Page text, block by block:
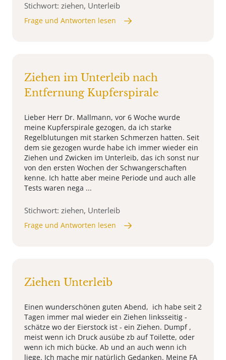
Stichwort: ziehen, Unterleib
Frage und Antworten lesen
Ziehen im Unterleib nach
Entfernung Kupferspirale
Lieber Herr Dr. Mallmann, vor 6 Woche wurde
meine Kupferspirale gezogen, da ich starke
Regelblutungen mit starken Schmerzen hatten. Seit
dem sie gezogen wurde habe ich immer wieder ein
Ziehen und Zwicken im Unterleib, das ich sonst nur
von den ersten Wochen der Schwangerschaften
kenne. Ich hatte aber meine Periode und auch alle
Tests waren nega ...
Stichwort: ziehen, Unterleib
Frage und Antworten lesen
Ziehen Unterleib
Einen wunderschönen guten Abend, ich habe seit 2
Tagen immer mal wieder ein Ziehen linksseitig -
schätze wo der Eierstock ist - ein Ziehen. Dumpf ,
meist wenn ich Druck ausübe zb auf Toilette, oder
wenn ich mich bücke. Ab und an auch wenn ich
liege. Ich mache mir natürlich Gedanken. Meine FA